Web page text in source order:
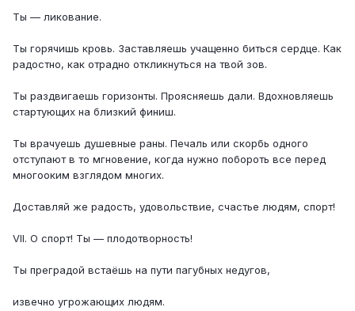
Ты — ликование.
Ты горячишь кровь. Заставляешь учащенно биться сердце. Как
радостно, как отрадно откликнуться на твой зов.
Ты раздвигаешь горизонты. Проясняешь дали. Вдохновляешь
стартующих на близкий финиш.
Ты врачуешь душевные раны. Печаль или скорбь одного
отступают в то мгновение, когда нужно побороть все перед
многооким взглядом многих.
Доставляй же радость, удовольствие, счастье людям, спорт!
VII. О спорт! Ты — плодотворность!
Ты преградой встаёшь на пути пагубных недугов,
извечно угрожающих людям.